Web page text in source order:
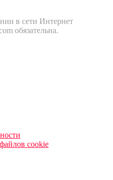
в сети Интернет
обязательна.
cookie